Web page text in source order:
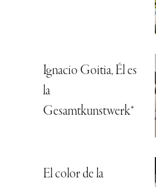
Ignacio Goitia, Él es
la
Gesamtkunstwerk*
El color de la